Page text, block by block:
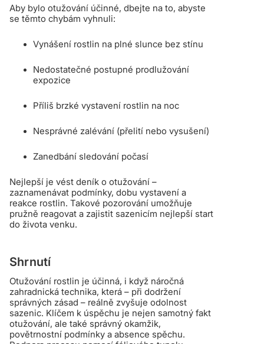
Aby bylo otužování účinné, dbejte na to, abyste
se těmto chybám vyhnuli:
Vynášení rostlin na plné slunce bez stínu
Nedostatečné postupné prodlužování
expozice
Příliš brzké vystavení rostlin na noc
Nesprávné zalévání (přelití nebo vysušení)
Zanedbání sledování počasí
Nejlepší je vést deník o otužování –
zaznamenávat podmínky, dobu vystavení a
reakce rostlin. Takové pozorování umožňuje
pružně reagovat a zajistit sazenicím nejlepší start
do života venku.
Shrnutí
Otužování rostlin je účinná, i když náročná
zahradnická technika, která – při dodržení
správných zásad – reálně zvyšuje odolnost
sazenic. Klíčem k úspěchu je nejen samotný fakt
otužování, ale také správný okamžik,
povětrnostní podmínky a absence spěchu.